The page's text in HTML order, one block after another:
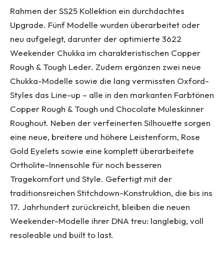
Rahmen der SS25 Kollektion ein durchdachtes
Upgrade. Fünf Modelle wurden überarbeitet oder
neu aufgelegt, darunter der optimierte 3622
Weekender Chukka im charakteristischen Copper
Rough & Tough Leder. Zudem ergänzen zwei neue
Chukka-Modelle sowie die lang vermissten Oxford-
Styles das Line-up – alle in den markanten Farbtönen
Copper Rough & Tough und Chocolate Muleskinner
Roughout. Neben der verfeinerten Silhouette sorgen
eine neue, breitere und höhere Leistenform, Rose
Gold Eyelets sowie eine komplett überarbeitete
Ortholite-Innensohle für noch besseren
Tragekomfort und Style. Gefertigt mit der
traditionsreichen Stitchdown-Konstruktion, die bis ins
17. Jahrhundert zurückreicht, bleiben die neuen
Weekender-Modelle ihrer DNA treu: langlebig, voll
resoleable und built to last.